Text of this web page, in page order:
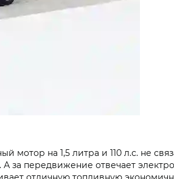
мотор на 1,5 литра и 110 л.с. не
за передвижение отвечает